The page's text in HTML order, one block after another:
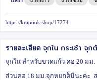
https://krapook.shop/17274
รายละเอียด จุกใน กระเช้า จุ
จุกใน สำหรับขวดแก้ว คอ 20 มม.
ส่วนคอ 18 มม.จุกหยกด็มีนะคะ